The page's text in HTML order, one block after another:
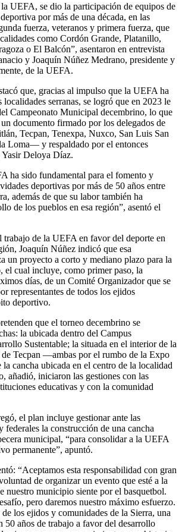
la UEFA, se dio la participación de equipos de
deportiva por más de una década, en las
fuerza, veteranos y primera fuerza, que
como Cordón Grande, Platanillo,
o El Balcón”, asentaron en entrevista
y Joaquín Núñez Medrano, presidente y
de la UEFA.
que, gracias al impulso que la UEFA ha
localidades serranas, se logró que en 2023 le
Campeonato Municipal decembrino, lo que
un documento firmado por los delegados de
Tecpan, Tenexpa, Nuxco, San Luis San
Loma— y respaldado por el entonces
Yasir Deloya Díaz.
ha sido fundamental para el fomento y
deportivas por más de 50 años entre
además de que su labor también ha
de los pueblos en esa región”, asentó el
trabajo de la UEFA en favor del deporte en
Joaquín Núñez indicó que esa
un proyecto a corto y mediano plazo para la
el cual incluye, como primer paso, la
días, de un Comité Organizador que se
representantes de todos los ejidos
deportivo.
que el torneo decembrino se
la ubicada dentro del Campus
Sustentable; la situada en el interior de la
de Tecpan —ambas por el rumbo de la Expo
la cancha ubicada en el centro de la localidad
añadió, iniciaron las gestiones con las
educativas y con la comunidad
el plan incluye gestionar ante las
y federales la construcción de una cancha
municipal, “para consolidar a la UEFA
permanente”, apuntó.
“Aceptamos esta responsabilidad con gran
de organizar un evento que esté a la
nuestro municipio siente por el basquetbol.
pero daremos nuestro máximo esfuerzo.
de los ejidos y comunidades de la Sierra, una
50 años de trabajo a favor del desarrollo